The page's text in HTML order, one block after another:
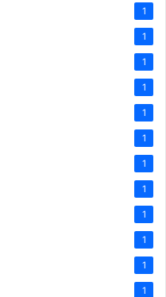
1
1
1
1
1
1
1
1
1
1
1
1